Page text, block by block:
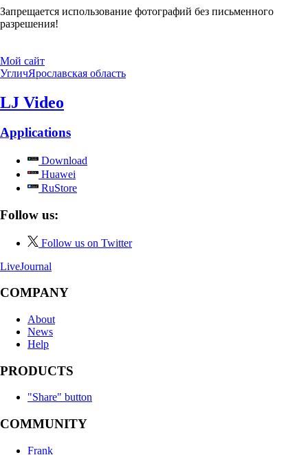
Запрещается использование фотографий без письменного
разрешения!
Мой сайт
УгличЯрославская область
LJ Video
Applications
Download
Huawei
RuStore
Follow us:
Follow us on Twitter
LiveJournal
COMPANY
About
News
Help
PRODUCTS
"Share" button
COMMUNITY
Frank